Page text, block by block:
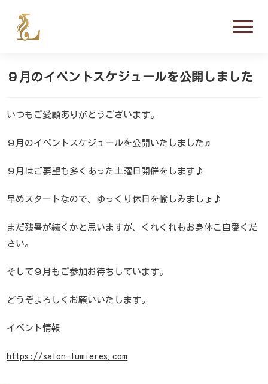
キ
９月のイベントスケジュールを公開しました
いつもご愛顧ありがとうございます。
９月のイベントスケジュールを公開いたしました♬
９月はご要望も多くあった土曜日開催をします♪
早めスタートなので、ゆっくり休日を愉しみましょ♪
まだ残暑が続くかと思いますが、くれぐれもお身体ご自愛くだ
さい。
そして９月もご参加お待ちしています。
どうぞよろしくお願いいたします。
イベント情報
https://salon-lumieres.com